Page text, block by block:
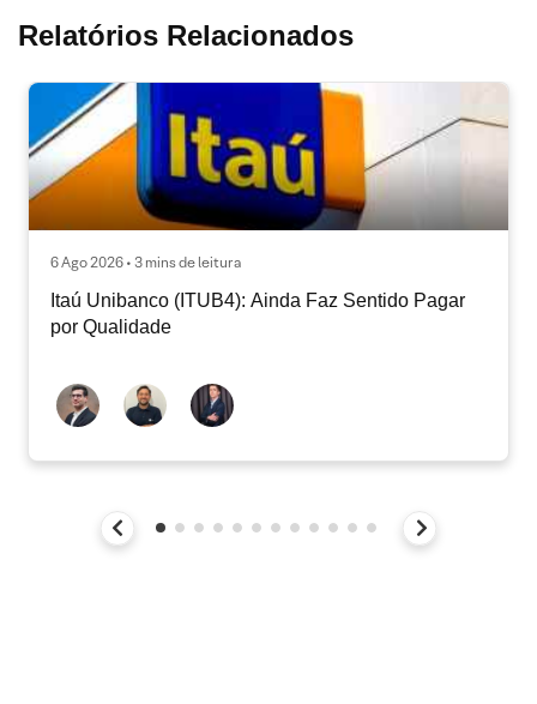
Relatórios Relacionados
6 Ago 2026 • 3 mins de leitura
Itaú Unibanco (ITUB4): Ainda Faz Sentido Pagar
por Qualidade